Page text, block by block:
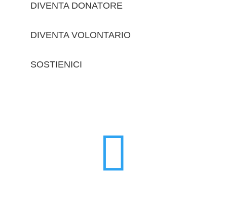
DIVENTA DONATORE
DIVENTA VOLONTARIO
SOSTIENICI
